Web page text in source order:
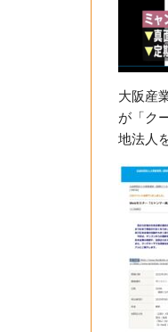
大阪産
が「ク
地法人